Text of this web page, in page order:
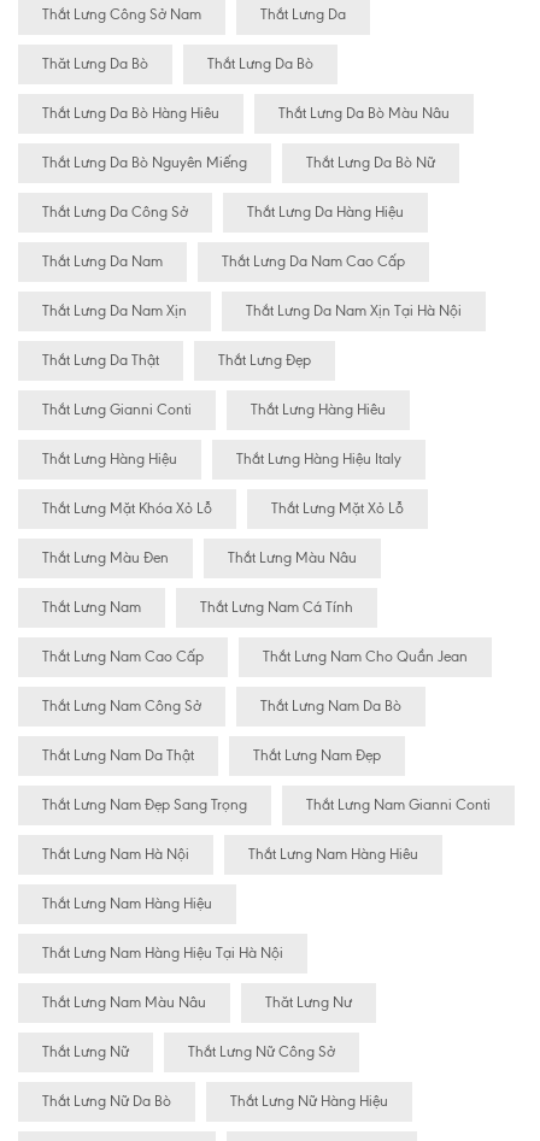
Thắt Lưng Công Sở Nam Thắt Lưng Da
Thăt Lưng Da Bò Thắt Lưng Da Bò
Thắt Lưng Da Bò Hàng Hiêu Thắt Lưng Da Bò Màu Nâu
Thắt Lưng Da Bò Nguyên Miếng Thắt Lưng Da Bò Nữ
Thắt Lưng Da Công Sở Thắt Lưng Da Hàng Hiệu
Thắt Lưng Da Nam Thắt Lưng Da Nam Cao Cấp
Thắt Lưng Da Nam Xịn Thắt Lưng Da Nam Xịn Tại Hà Nội
Thắt Lưng Da Thật Thắt Lưng Đẹp
Thắt Lưng Gianni Conti Thắt Lưng Hàng Hiêu
Thắt Lưng Hàng Hiệu Thắt Lưng Hàng Hiệu Italy
Thắt Lưng Mặt Khóa Xỏ Lỗ Thắt Lưng Mặt Xỏ Lỗ
Thắt Lưng Màu Đen Thắt Lưng Màu Nâu
Thắt Lưng Nam Thắt Lưng Nam Cá Tính
Thắt Lưng Nam Cao Cấp Thắt Lưng Nam Cho Quần Jean
Thắt Lưng Nam Công Sở Thắt Lưng Nam Da Bò
Thắt Lưng Nam Da Thật Thắt Lưng Nam Đẹp
Thắt Lưng Nam Đẹp Sang Trọng Thắt Lưng Nam Gianni Conti
Thắt Lưng Nam Hà Nội Thắt Lưng Nam Hàng Hiêu
Thắt Lưng Nam Hàng Hiệu
Thắt Lưng Nam Hàng Hiệu Tại Hà Nội
Thắt Lưng Nam Màu Nâu Thăt Lưng Nư
Thắt Lưng Nữ Thắt Lưng Nữ Công Sở
Thắt Lưng Nữ Da Bò Thắt Lưng Nữ Hàng Hiệu